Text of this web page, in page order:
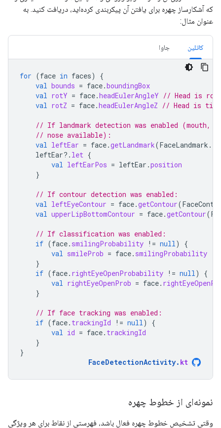
که آشکارساز چهره برای یافتن آن پیکربندی کرده‌اید، دریافت کنید. به
عنوان مثال:
کاتلین جاوا
for (face in faces)
{
val bounds = face.boundingBox
val rotY = face.headEulerAngleY // Head is
val rotZ = face.headEulerAngleZ // Head is
// If landmark detection was enabled (mouth,
// nose available):
val leftEar = face.getLandmark(FaceLandmark .
leftEar?. let {
val leftEarPos = leftEar .position
}
// If contour detection was enabled:
val leftEyeContour = face.getContour(
val upperLipBottomContour = face.getContour(
// If classification was enabled:
if (face. smilingProbability != null)
{
val smileProb = face. smilingProbability
}
if (face. rightEyeOpenProbability != null)
{
val rightEyeOpenProb = face.
}
// If face tracking was enabled:
if (face. trackingId != null)
{
val id = face. trackingId
}
}
FaceDetectionActivity. kt
نمونه‌ای از خطوط چهره
وقتی تشخیص خطوط چهره فعال باشد، فهرستی از نقاط برای هر ویژگی